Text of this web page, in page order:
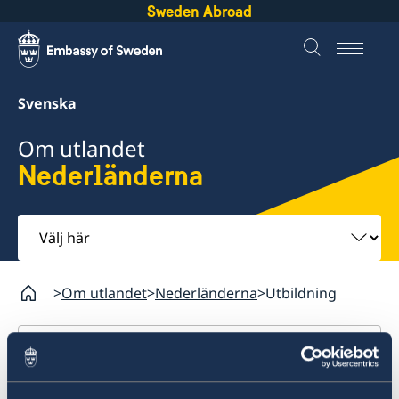
Sweden Abroad
Svenska
Om utlandet
Nederländerna
Välj
här
Om utlandet Nederländerna Utbildning
Nederländerna
Rösta i Nederländerna